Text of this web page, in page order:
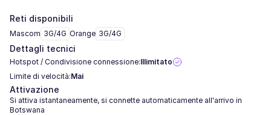
Reti disponibili
Mascom 3G/4G Orange 3G/4G
Dettagli tecnici
Hotspot / Condivisione connessione:Illimitato
Limite di velocità:Mai
Attivazione
Si attiva istantaneamente, si connette automaticamente all'arrivo in
Botswana